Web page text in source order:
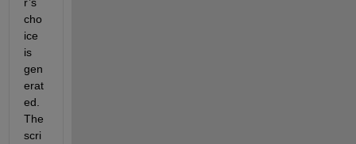
cho
ice
is
gen
erat
ed.
The
scri